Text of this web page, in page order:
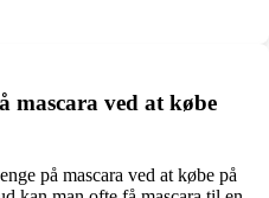
mascara ved at købe
på mascara ved at købe på